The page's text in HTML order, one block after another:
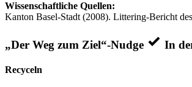
Wissenschaftliche Quellen:
Kanton Basel-Stadt (2008). Littering-Bericht
„Der Weg zum Ziel“-Nudge In
Recyceln